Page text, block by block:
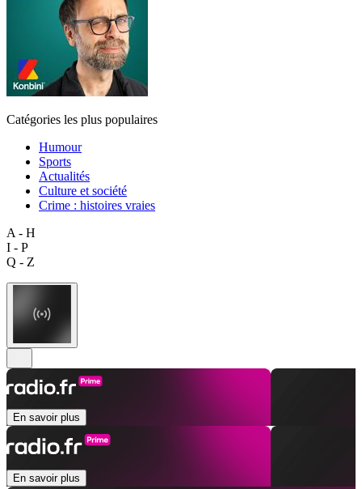
Catégories les plus populaires
Humour
Sports
Actualités
Culture et société
Crime : histoires vraies
A - H
I - P
Q - Z
En savoir plus
En savoir plus